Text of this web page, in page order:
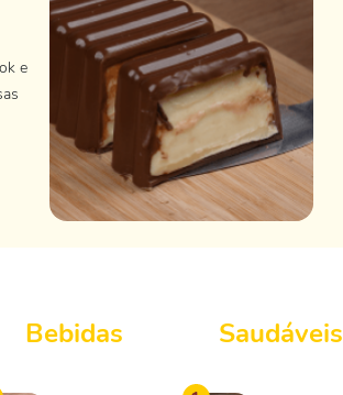
e
Bebidas Saudáveis